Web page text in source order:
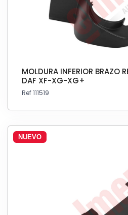
MOLDURA INFERIOR BRAZO
DAF XF-XG-XG+
Ref 111519
NUEVO